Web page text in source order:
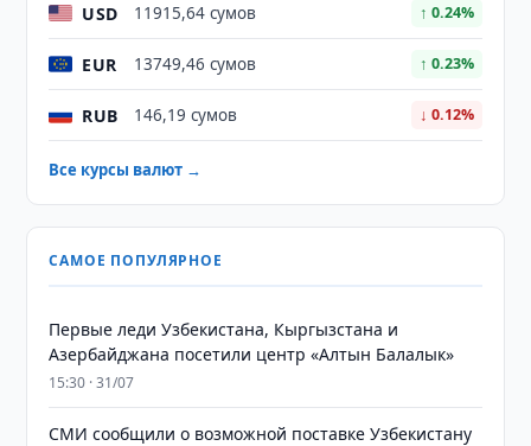
USD 11915,64 сумов ↑ 0.24%
EUR 13749,46 сумов ↑ 0.23%
RUB 146,19 сумов ↓ 0.12%
Все курсы валют →
САМОЕ ПОПУЛЯРНОЕ
Первые леди Узбекистана, Кыргызстана и
Азербайджана посетили центр «Алтын Балалык»
15:30 · 31/07
СМИ сообщили о возможной поставке Узбекистану